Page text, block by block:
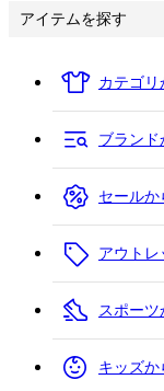
アイテムを探す
カテゴリ
ブランド
セールか
アウトレ
スポーツ
キッズか